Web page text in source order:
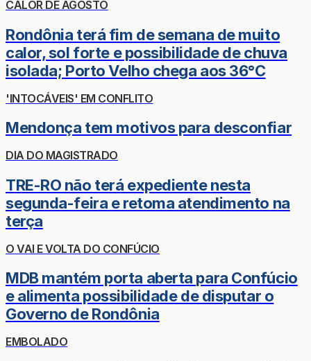
CALOR DE AGOSTO
Rondônia terá fim de semana de muito
calor, sol forte e possibilidade de chuva
isolada; Porto Velho chega aos 36°C
'INTOCÁVEIS' EM CONFLITO
Mendonça tem motivos para desconfiar
DIA DO MAGISTRADO
TRE-RO não terá expediente nesta
segunda-feira e retoma atendimento na
terça
O VAI E VOLTA DO CONFÚCIO
MDB mantém porta aberta para Confúcio
e alimenta possibilidade de disputar o
Governo de Rondônia
EMBOLADO